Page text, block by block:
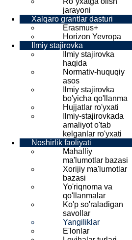
jarayoni
Xalqaro grantlar dasturi
Erasmus+
Horizon Yevropa
Ilmiy stajirovka
Ilmiy stajirovka
haqida
Normativ-huquqiy
asos
Ilmiy stajirovka
bo'yicha qo'llanma
Hujjatlar ro'yxati
Ilmiy-stajirovkada
amaliyot o'tab
kelganlar ro'yxati
Noshirlik faoliyati
Mahalliy
ma'lumotlar bazasi
Xorijiy ma'lumotlar
bazasi
Yo'riqnoma va
qo'llanmalar
Ko'p so'raladigan
savollar
Yangiliklar
E'lonlar